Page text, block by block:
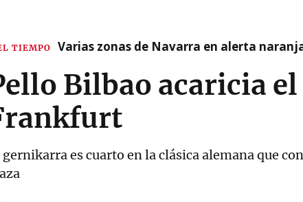
TIEMPO Varias zonas de Navarra en alerta
Bilbao acaricia
gernikarra es cuarto en la clásica alemana que